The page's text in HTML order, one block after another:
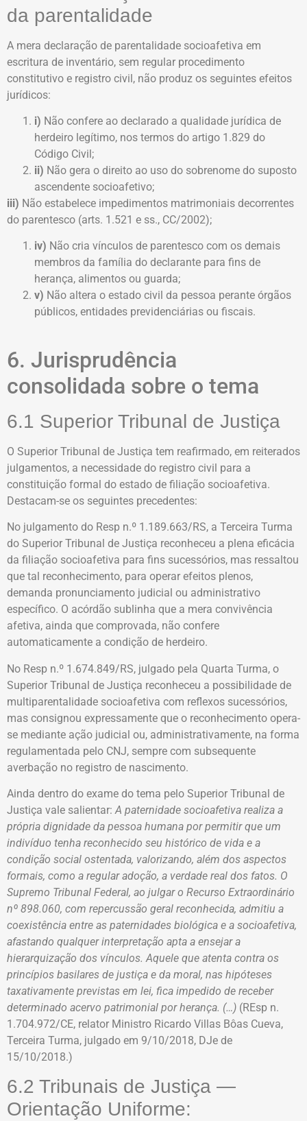
da parentalidade
A mera declaração de parentalidade socioafetiva em
escritura de inventário, sem regular procedimento
constitutivo e registro civil, não produz os seguintes efeitos
jurídicos:
i) Não confere ao declarado a qualidade jurídica de
herdeiro legítimo, nos termos do artigo 1.829 do
Código Civil;
ii) Não gera o direito ao uso do sobrenome do suposto
ascendente socioafetivo;
iii) Não estabelece impedimentos matrimoniais decorrentes
do parentesco (arts. 1.521 e ss., CC/2002);
iv) Não cria vínculos de parentesco com os demais
membros da família do declarante para fins de
herança, alimentos ou guarda;
v) Não altera o estado civil da pessoa perante órgãos
públicos, entidades previdenciárias ou fiscais.
6. Jurisprudência
consolidada sobre o tema
6.1 Superior Tribunal de Justiça
O Superior Tribunal de Justiça tem reafirmado, em reiterados
julgamentos, a necessidade do registro civil para a
constituição formal do estado de filiação socioafetiva.
Destacam-se os seguintes precedentes:
No julgamento do Resp n.º 1.189.663/RS, a Terceira Turma
do Superior Tribunal de Justiça reconheceu a plena eficácia
da filiação socioafetiva para fins sucessórios, mas ressaltou
que tal reconhecimento, para operar efeitos plenos,
demanda pronunciamento judicial ou administrativo
específico. O acórdão sublinha que a mera convivência
afetiva, ainda que comprovada, não confere
automaticamente a condição de herdeiro.
No Resp n.º 1.674.849/RS, julgado pela Quarta Turma, o
Superior Tribunal de Justiça reconheceu a possibilidade de
multiparentalidade socioafetiva com reflexos sucessórios,
mas consignou expressamente que o reconhecimento opera-
se mediante ação judicial ou, administrativamente, na forma
regulamentada pelo CNJ, sempre com subsequente
averbação no registro de nascimento.
Ainda dentro do exame do tema pelo Superior Tribunal de
Justiça vale salientar:A paternidade socioafetiva realiza a
própria dignidade da pessoa humana por permitir que um
indivíduo tenha reconhecido seu histórico de vida e a
condição social ostentada, valorizando, além dos aspectos
formais, como a regular adoção, a verdade real dos fatos. O
Supremo Tribunal Federal, ao julgar o Recurso Extraordinário
nº 898.060, com repercussão geral reconhecida, admitiu a
coexistência entre as paternidades biológica e a socioafetiva,
afastando qualquer interpretação apta a ensejar a
hierarquização dos vínculos. Aquele que atenta contra os
princípios basilares de justiça e da moral, nas hipóteses
taxativamente previstas em lei, fica impedido de receber
determinado acervo patrimonial por herança. (…) (REsp n.
1.704.972/CE, relator Ministro Ricardo Villas Bôas Cueva,
Terceira Turma, julgado em 9/10/2018, DJe de
15/10/2018.)
6.2 Tribunais de Justiça —
Orientação Uniforme: